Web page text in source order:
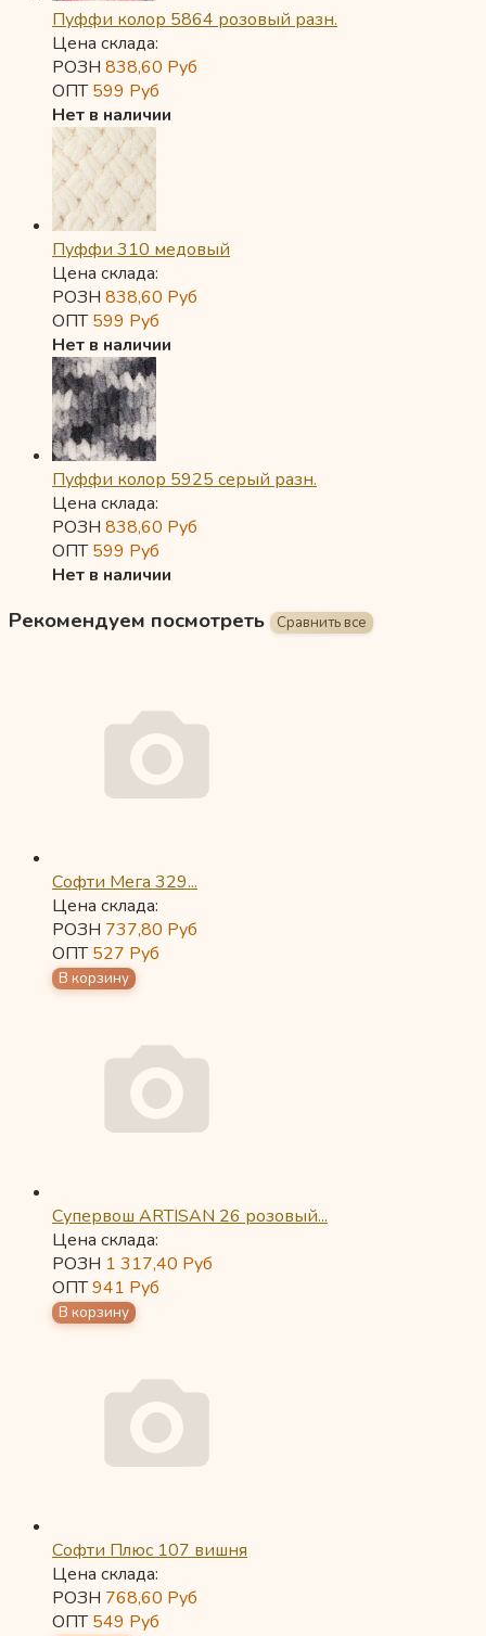
Пуффи колор 5864 розовый разн.
Цена склада:
РОЗН 838,60 Руб
ОПТ599 Руб
Нет в наличии
Пуффи 310 медовый
Цена склада:
РОЗН 838,60 Руб
ОПТ599 Руб
Нет в наличии
Пуффи колор 5925 серый разн.
Цена склада:
РОЗН 838,60 Руб
ОПТ599 Руб
Нет в наличии
Рекомендуем посмотреть
Софти Мега 329...
Цена склада:
РОЗН 737,80 Руб
ОПТ527 Руб
Супервош ARTISAN 26 розовый...
Цена склада:
РОЗН 1 317,40 Руб
ОПТ941 Руб
Софти Плюс 107 вишня
Цена склада:
РОЗН 768,60 Руб
ОПТ549 Руб